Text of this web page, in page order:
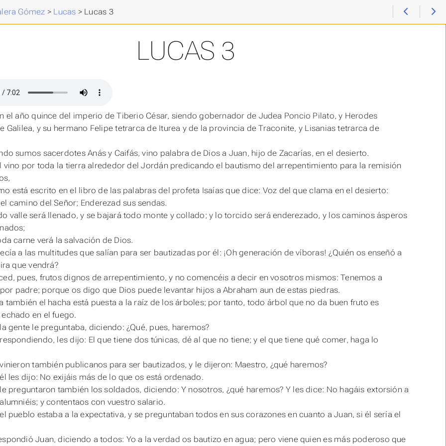
Gómez > Lucas > Lucas 3
LUCAS 3
el año quince del imperio de Tiberio César, siendo gobernador de Judea Poncio Pilato, y Herodes
Galilea, y su hermano Felipe tetrarca de Iturea y de la provincia de Traconite, y Lisanias tetrarca de
sumos sacerdotes Anás y Caifás, vino palabra de Dios a Juan, hijo de Zacarías, en el desierto.
vino por toda la tierra alrededor del Jordán predicando el bautismo del arrepentimiento para la remisión
está escrito en el libro de las palabras del profeta Isaías que dice: Voz del que clama en el desierto:
camino del Señor; Enderezad sus sendas.
valle será llenado, y se bajará todo monte y collado; y lo torcido será enderezado, y los caminos ásperos
carne verá la salvación de Dios.
a las multitudes que salían para ser bautizadas por él: ¡Oh generación de víboras! ¿Quién os enseñó a
que vendrá?
pues, frutos dignos de arrepentimiento, y no comencéis a decir en vosotros mismos: Tenemos a
padre; porque os digo que Dios puede levantar hijos a Abraham aun de estas piedras.
también el hacha está puesta a la raíz de los árboles; por tanto, todo árbol que no da buen fruto es
en el fuego.
gente le preguntaba, diciendo: ¿Qué, pues, haremos?
les dijo: El que tiene dos túnicas, dé al que no tiene; y el que tiene qué comer, haga lo
también publicanos para ser bautizados, y le dijeron: Maestro, ¿qué haremos?
les dijo: No exijáis más de lo que os está ordenado.
preguntaron también los soldados, diciendo: Y nosotros, ¿qué haremos? Y les dice: No hagáis extorsión a
y contentaos con vuestro salario.
pueblo estaba a la expectativa, y se preguntaban todos en sus corazones en cuanto a Juan, si él sería el
Juan, diciendo a todos: Yo a la verdad os bautizo en agua; pero viene quien es más poderoso que